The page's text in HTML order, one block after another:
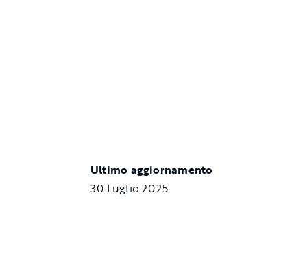
Ultimo aggiornamento
30 Luglio 2025